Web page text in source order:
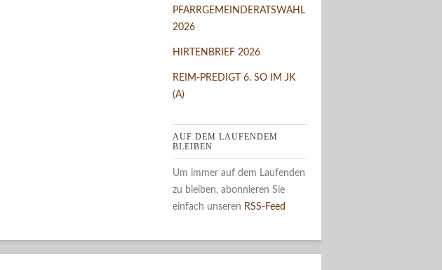
PFARRGEMEINDERATSWAHL
2026
HIRTENBRIEF 2026
REIM-PREDIGT 6. SO IM JK
(A)
AUF DEM LAUFENDEM
BLEIBEN
Um immer auf dem Laufenden
zu bleiben, abonnieren Sie
einfach unseren RSS-Feed